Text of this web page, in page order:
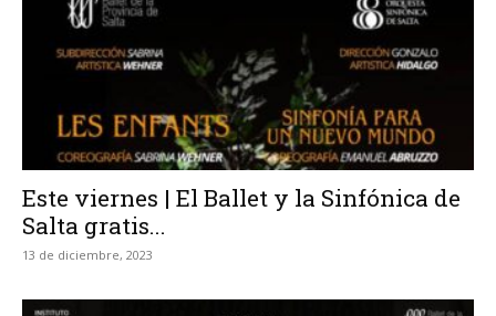
Este viernes | El Ballet y la Sinfónica de
Salta gratis...
13 de diciembre, 2023